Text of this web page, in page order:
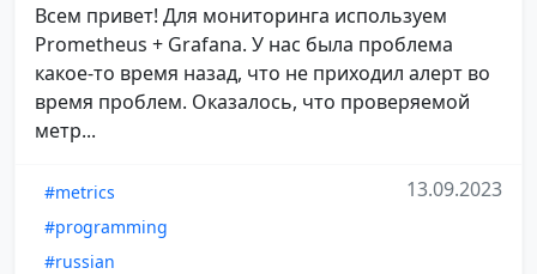
Всем привет! Для мониторинга используем
Prometheus + Grafana. У нас была проблема
какое-то время назад, что не приходил алерт во
время проблем. Оказалось, что проверяемой
метр...
#metrics
#programming
#russian
13.09.2023